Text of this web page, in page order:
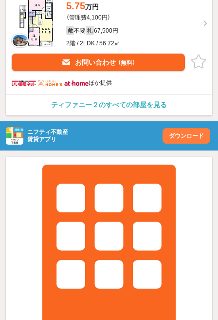
5.75万円
（管理費4,100円）
敷 不要 礼 67,500円
2階 / 2LDK / 56.72㎡
お問い合わせ （無料）
ほか提供
ティファニー２のすべての部屋を見る
ニフティ不動産
賃貸アプリ
ダウンロード